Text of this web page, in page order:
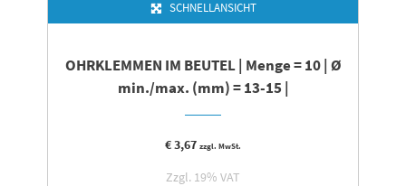
SCHNELLANSICHT
OHRKLEMMEN IM BEUTEL | Menge = 10 | Ø
min./max. (mm) = 13-15 |
€3,67 zzgl. MwSt.
Zzgl. 19% VAT